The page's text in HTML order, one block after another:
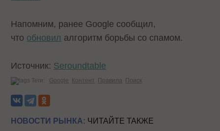
Напомним, ранее Google сообщил,
что обновил алгоритм борьбы со спамом.
Источник: Seroundtable
Теги: Google Контент Правила Поиск
НОВОСТИ РЫНКА: ЧИТАЙТЕ ТАКЖЕ